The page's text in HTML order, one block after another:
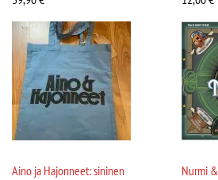
Aino ja Hajonneet: sininen
Nurmi